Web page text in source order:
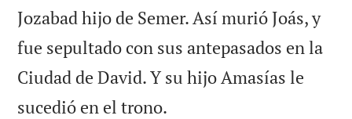
Jozabad hijo de Semer. Así murió Joás, y
fue sepultado con sus antepasados en la
Ciudad de David. Y su hijo Amasías le
sucedió en el trono.